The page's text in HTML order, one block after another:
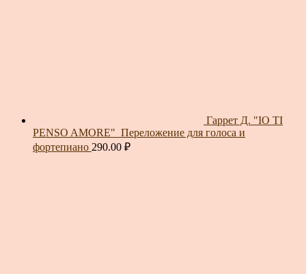
Гаррет Д. "IO TI
PENSO AMORE"_Переложение для голоса и
фортепиано 290.00 ₽